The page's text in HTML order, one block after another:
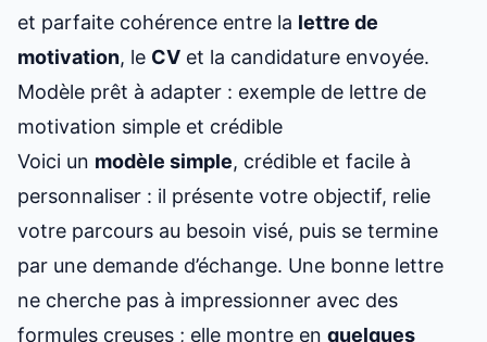
et parfaite cohérence entre la lettre de
motivation, le CV et la candidature envoyée.
Modèle prêt à adapter : exemple de lettre de
motivation simple et crédible
Voici un modèle simple, crédible et facile à
personnaliser : il présente votre objectif, relie
votre parcours au besoin visé, puis se termine
par une demande d’échange. Une bonne lettre
ne cherche pas à impressionner avec des
formules creuses ; elle montre en quelques